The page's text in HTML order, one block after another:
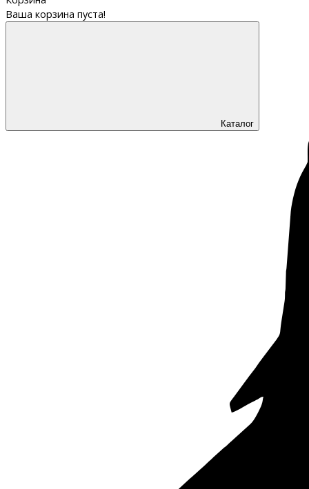
Ваша корзина пуста!
Каталог